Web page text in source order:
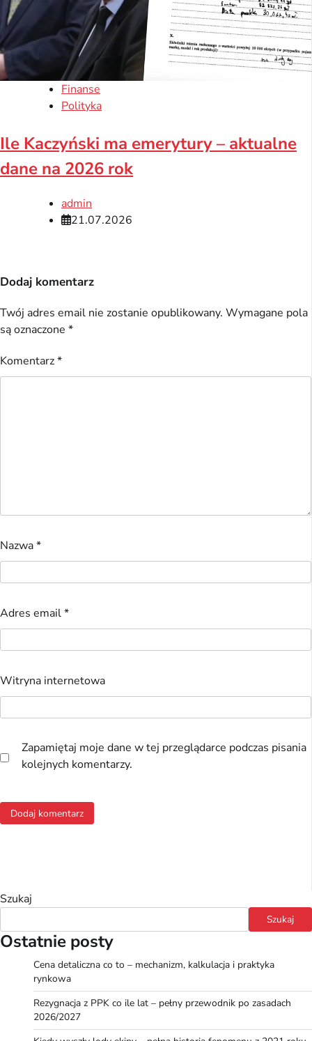
Finanse
Polityka
Ile Kaczyński ma emerytury – aktualne
dane na 2026 rok
admin
21.07.2026
Dodaj komentarz
Twój adres email nie zostanie opublikowany. Wymagane pola
są oznaczone *
Komentarz*
Nazwa*
Adres email*
Witryna internetowa
Zapamiętaj moje dane w tej przeglądarce podczas pisania
kolejnych komentarzy.
Szukaj
Szukaj
Ostatnie posty
Cena detaliczna co to – mechanizm, kalkulacja i praktyka
rynkowa
Rezygnacja z PPK co ile lat – pełny przewodnik po zasadach
2026/2027